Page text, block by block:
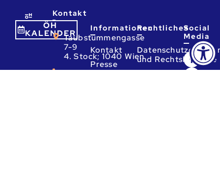
ÖH
KALENDER
Kontakt
Taubstummengasse
7-9
4. Stock; 1040 Wien
01
Informationen
Kontakt
Presse
Rechtliches
und Rechtshinweise
Social
Media